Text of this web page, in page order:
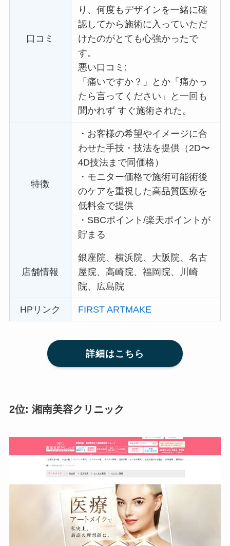
口コミ
り、何度もデザインを一緒に確
認してから施術に入っていただ
けたのがとても心強かったで
す。
悪い口コミ:
「痛いですか？」とか「痛かっ
たら言ってください」と一回も
聞かれず すぐ施術された。
特徴
・ お客様の希望やイメージに合
わせた手技・技法を提供（2D〜
4D技法まで同価格）
・ モニター価格で施術可能術後
のケアを重視した高品質医療を
低料金で提供
・ SBCポイント/楽天ポイントが
貯まる
店舗情報
銀座院、横浜院、大阪院、名古
屋院、高崎院、福岡院、川崎
院、広島院
HPリンク FIRST ARTMAKE
詳細はこちら
2位: 湘南美容クリニック